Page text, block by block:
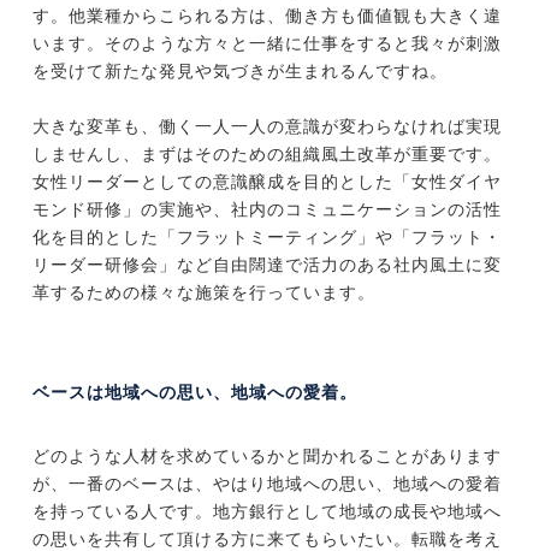
す。他業種からこられる方は、働き方も価値観も大きく違
います。そのような方々と一緒に仕事をすると我々が刺激
を受けて新たな発見や気づきが生まれるんですね。
大きな変革も、働く一人一人の意識が変わらなければ実現
しませんし、まずはそのための組織風土改革が重要です。
女性リーダーとしての意識醸成を目的とした「女性ダイヤ
モンド研修」の実施や、社内のコミュニケーションの活性
化を目的とした「フラットミーティング」や「フラット・
リーダー研修会」など自由闊達で活力のある社内風土に変
革するための様々な施策を行っています。
ベースは地域への思い、地域への愛着。
どのような人材を求めているかと聞かれることがあります
が、一番のベースは、やはり地域への思い、地域への愛着
を持っている人です。地方銀行として地域の成長や地域へ
の思いを共有して頂ける方に来てもらいたい。転職を考え